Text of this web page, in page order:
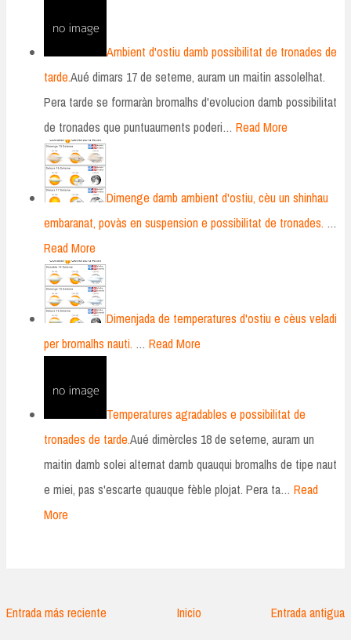
Ambient d'ostiu damb possibilitat de tronades de
tarde.Aué dimars 17 de seteme, auram un maitin assolelhat.
Pera tarde se formaràn bromalhs d'evolucion damb possibilitat
de tronades que puntuauments poderi… Read More
Dimenge damb ambient d'ostiu, cèu un shinhau
embaranat, povàs en suspension e possibilitat de tronades. …
Read More
Dimenjada de temperatures d'ostiu e cèus veladi
per bromalhs nauti. … Read More
Temperatures agradables e possibilitat de
tronades de tarde.Aué dimèrcles 18 de seteme, auram un
maitin damb solei alternat damb quauqui bromalhs de tipe naut
e miei, pas s'escarte quauque fèble plojat. Pera ta… Read
More
Entrada más reciente Entrada antigua
Inicio